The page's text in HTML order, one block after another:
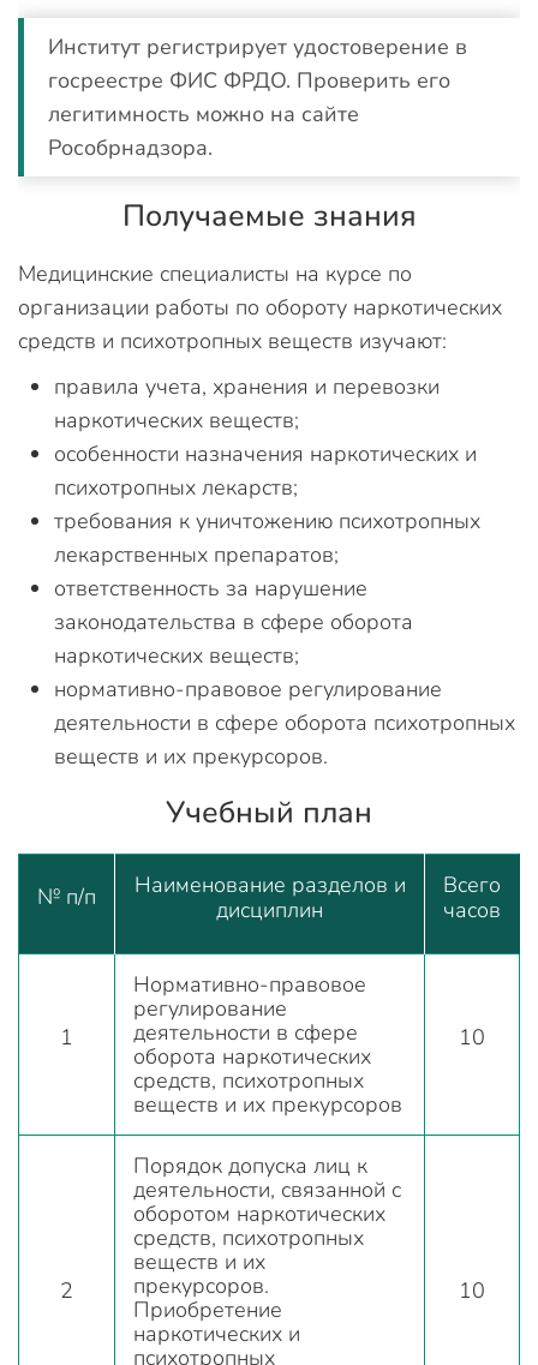
Институт регистрирует удостоверение в
госреестре ФИС ФРДО. Проверить его
легитимность можно на сайте
Рособрнадзора.
Получаемые знания
Медицинские специалисты на курсе по
организации работы по обороту наркотических
средств и психотропных веществ изучают:
правила учета, хранения и перевозки
наркотических веществ;
особенности назначения наркотических и
психотропных лекарств;
требования к уничтожению психотропных
лекарственных препаратов;
ответственность за нарушение
законодательства в сфере оборота
наркотических веществ;
нормативно-правовое регулирование
деятельности в сфере оборота психотропных
веществ и их прекурсоров.
Учебный план
№ п/п
Наименование разделов и
дисциплин
Всего
часов
1
Нормативно-правовое
регулирование
деятельности в сфере
оборота наркотических
средств, психотропных
веществ и их прекурсоров
10
2
Порядок допуска лиц к
деятельности, связанной с
оборотом наркотических
средств, психотропных
веществ и их
прекурсоров.
Приобретение
наркотических и
психотропных
10